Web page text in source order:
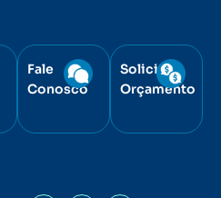
Fale
Conosco
Solicite
Orçamento